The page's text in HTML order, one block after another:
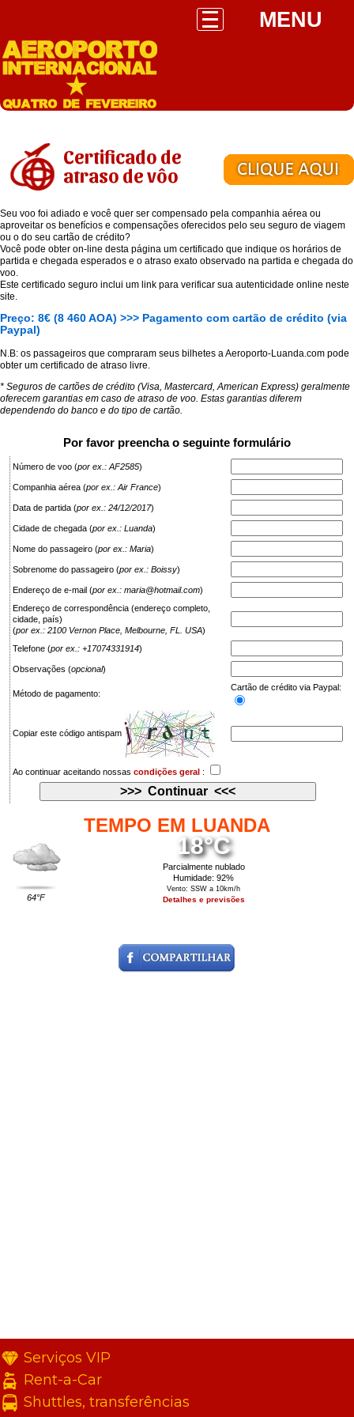
MENU
Certificado de
atraso de vôo
Seu voo foi adiado e você quer ser compensado pela companhia aérea ou
aproveitar os benefícios e compensações oferecidos pelo seu seguro de viagem
ou o do seu cartão de crédito?
Você pode obter on-line desta página um certificado que indique os horários de
partida e chegada esperados e o atraso exato observado na partida e chegada do
voo.
Este certificado seguro inclui um link para verificar sua autenticidade online neste
site.
Preço: 8€ (8 460 AOA) >>> Pagamento com cartão de crédito (via
Paypal)
N.B: os passageiros que compraram seus bilhetes a Aeroporto-Luanda.com pode
obter um certificado de atraso livre.
* Seguros de cartões de crédito (Visa, Mastercard, American Express) geralmente
oferecem garantias em caso de atraso de voo. Estas garantias diferem
dependendo do banco e do tipo de cartão.
Por favor preencha o seguinte formulário
Número de voo (por ex.: AF2585)
Companhia aérea (por ex.: Air France)
Data de partida (por ex.: 24/12/2017)
Cidade de chegada (por ex.: Luanda)
Nome do passageiro (por ex.: Maria)
Sobrenome do passageiro (por ex.: Boissy)
Endereço de e-mail (por ex.: maria@hotmail.com)
Endereço de correspondência (endereço completo,
cidade, país)
(por ex.: 2100 Vernon Place, Melbourne, FL. USA)
Telefone (por ex.: +17074331914)
Observações (opcional)
Método de pagamento:
Cartão de crédito via Paypal:
Copiar este código antispam
Ao continuar aceitando nossas condições geral :
TEMPO EM LUANDA
64°F
18°C
Parcialmente nublado
Humidade: 92%
Vento: SSW a 10km/h
Detalhes e previsões
Serviços VIP
Rent-a-Car
Shuttles, transferências